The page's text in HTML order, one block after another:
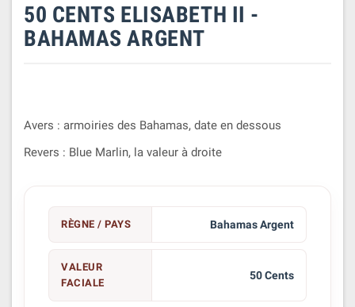
50 CENTS ELISABETH II -
BAHAMAS ARGENT
Avers : armoiries des Bahamas, date en dessous
Revers : Blue Marlin, la valeur à droite
RÈGNE / PAYS Bahamas Argent
VALEUR
FACIALE
50 Cents